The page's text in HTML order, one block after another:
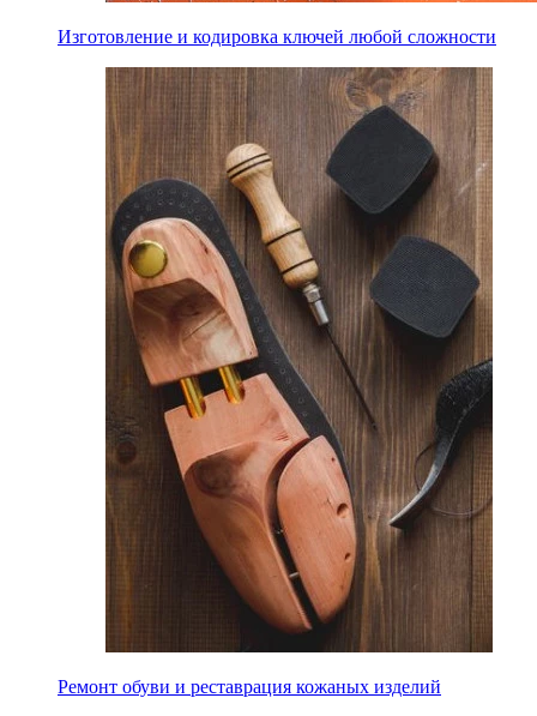
Изготовление и кодировка ключей любой сложности
Ремонт обуви и реставрация кожаных изделий